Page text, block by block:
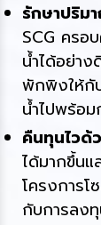
รักษาปริม
SCG ครอ
น้ำได้อย่า
พักพิงให้กั
น้ำไปพร้อ
คืนทุนไวด้
ได้มากขึ้นแ
โครงการโ
กับการลงทุ